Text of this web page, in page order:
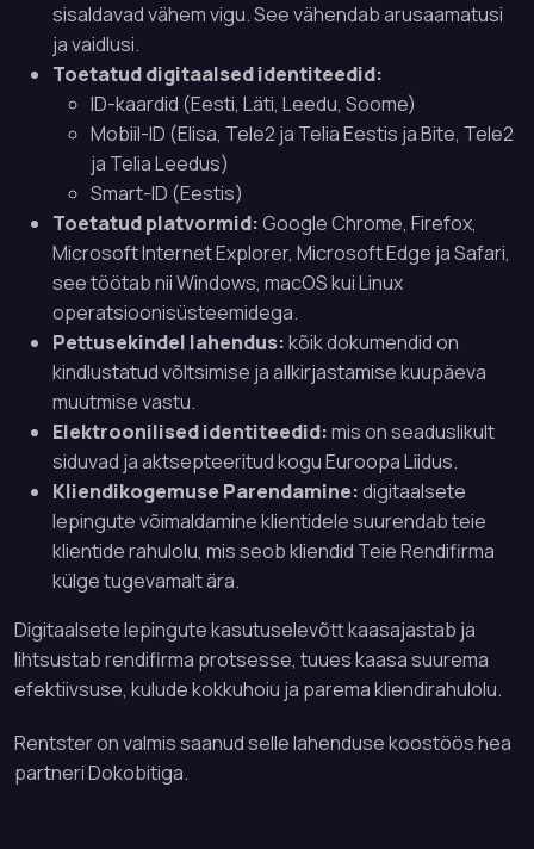
sisaldavad vähem vigu. See vähendab arusaamatusi
ja vaidlusi.
Toetatud digitaalsed identiteedid:
ID-kaardid (Eesti, Läti, Leedu, Soome)
Mobiil-ID (Elisa, Tele2 ja Telia Eestis ja Bite, Tele2
ja Telia Leedus)
Smart-ID (Eestis)
Toetatud platvormid:Google Chrome, Firefox,
Microsoft Internet Explorer, Microsoft Edge ja Safari,
see töötab nii Windows, macOS kui Linux
operatsioonisüsteemidega.
Pettusekindel lahendus:kõik dokumendid on
kindlustatud võltsimise ja allkirjastamise kuupäeva
muutmise vastu.
Elektroonilised identiteedid:mis on seaduslikult
siduvad ja aktsepteeritud kogu Euroopa Liidus.
Kliendikogemuse Parendamine:digitaalsete
lepingute võimaldamine klientidele suurendab teie
klientide rahulolu, mis seob kliendid Teie Rendifirma
külge tugevamalt ära.
Digitaalsete lepingute kasutuselevõtt kaasajastab ja
lihtsustab rendifirma protsesse, tuues kaasa suurema
efektiivsuse, kulude kokkuhoiu ja parema kliendirahulolu.
Rentster on valmis saanud selle lahenduse koostöös hea
partneri Dokobitiga.